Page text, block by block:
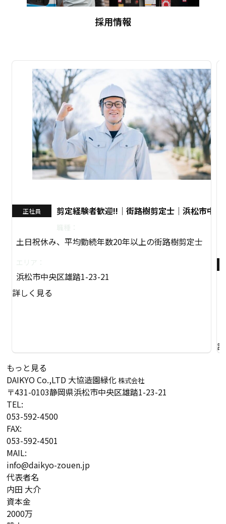
採用情報
正社員 剪定経験者歓迎!!｜街路樹剪定士｜浜松市中央
土日祝休み、平均勤続年数20年以上の街路樹剪定士
浜松市中央区雄踏1-23-21
詳しく見る
もっと見る
DAIKYO Co.,LTD 大協造園緑化 株式会社
〒431-0103静岡県浜松市中央区雄踏1-23-21
TEL:
053-592-4500
FAX:
053-592-4501
MAIL:
info@daikyo-zouen.jp
代表者名
内田 大介
資本金
2000万